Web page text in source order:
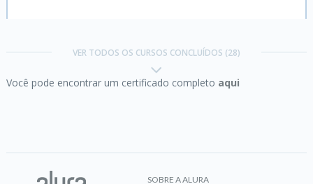
VER TODOS OS CURSOS CONCLUÍDOS (28)
Você pode encontrar um certificado completo aqui
SOBRE A ALURA